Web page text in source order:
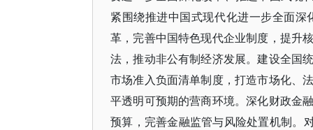
紧围绕推进中国式现代化进一步全面
革，完善中国特色现代企业制度，提升
法，推动非公有制经济发展。建设全国
市场准入负面清单制度，打造市场化、
平透明可预期的营商环境。深化财政金
预算，完善金融监管与风险处置机制。